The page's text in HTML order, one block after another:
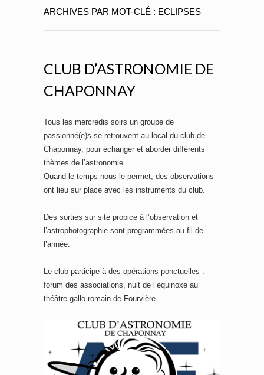
ARCHIVES PAR MOT-CLÉ : ECLIPSES
CLUB D’ASTRONOMIE DE
CHAPONNAY
Tous les mercredis soirs un groupe de
passionné(e)s se retrouvent au local du club de
Chaponnay, pour échanger et aborder différents
thèmes de l’astronomie.
Quand le temps nous le permet, des observations
ont lieu sur place avec les instruments du club.
Des sorties sur site propice à l’observation et
l’astrophotographie sont programmées au fil de
l’année.
Le club participe à des opérations ponctuelles :
forum des associations, nuit de l’équinoxe au
théâtre gallo-romain de Fourvière …